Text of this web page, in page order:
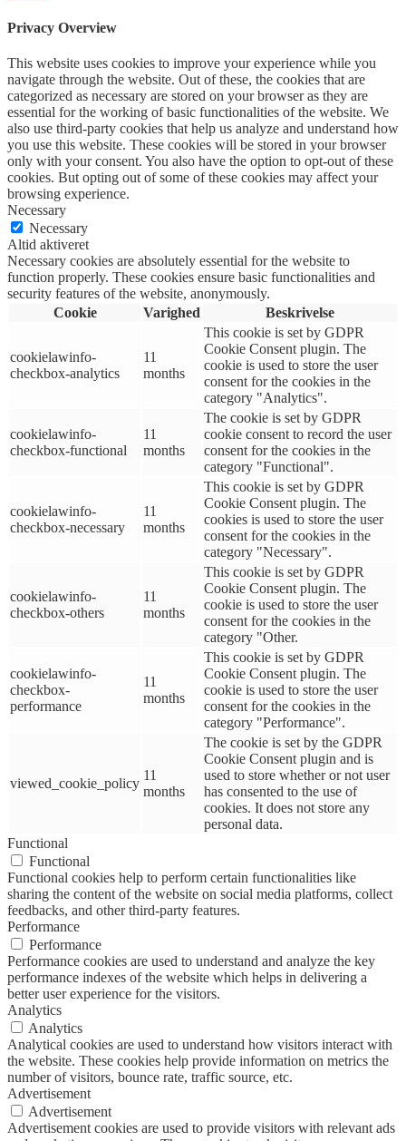
Privacy Overview
This website uses cookies to improve your experience while you
navigate through the website. Out of these, the cookies that are
categorized as necessary are stored on your browser as they are
essential for the working of basic functionalities of the website. We
also use third-party cookies that help us analyze and understand how
you use this website. These cookies will be stored in your browser
only with your consent. You also have the option to opt-out of these
cookies. But opting out of some of these cookies may affect your
browsing experience.
Necessary
Necessary
Altid aktiveret
Necessary cookies are absolutely essential for the website to
function properly. These cookies ensure basic functionalities and
security features of the website, anonymously.
Cookie
Varighed Beskrivelse
cookielawinfo-
checkbox-analytics
11
months
This cookie is set by GDPR
Cookie Consent plugin. The
cookie is used to store the user
consent for the cookies in the
category "Analytics".
cookielawinfo-
checkbox-functional
11
months
The cookie is set by GDPR
cookie consent to record the user
consent for the cookies in the
category "Functional".
cookielawinfo-
checkbox-necessary
11
months
This cookie is set by GDPR
Cookie Consent plugin. The
cookies is used to store the user
consent for the cookies in the
category "Necessary".
cookielawinfo-
checkbox-others
11
months
This cookie is set by GDPR
Cookie Consent plugin. The
cookie is used to store the user
consent for the cookies in the
category "Other.
cookielawinfo-
checkbox-
performance
11
months
This cookie is set by GDPR
Cookie Consent plugin. The
cookie is used to store the user
consent for the cookies in the
category "Performance".
viewed_cookie_policy
11
months
The cookie is set by the GDPR
Cookie Consent plugin and is
used to store whether or not user
has consented to the use of
cookies. It does not store any
personal data.
Functional
Functional
Functional cookies help to perform certain functionalities like
sharing the content of the website on social media platforms, collect
feedbacks, and other third-party features.
Performance
Performance
Performance cookies are used to understand and analyze the key
performance indexes of the website which helps in delivering a
better user experience for the visitors.
Analytics
Analytics
Analytical cookies are used to understand how visitors interact with
the website. These cookies help provide information on metrics the
number of visitors, bounce rate, traffic source, etc.
Advertisement
Advertisement
Advertisement cookies are used to provide visitors with relevant ads